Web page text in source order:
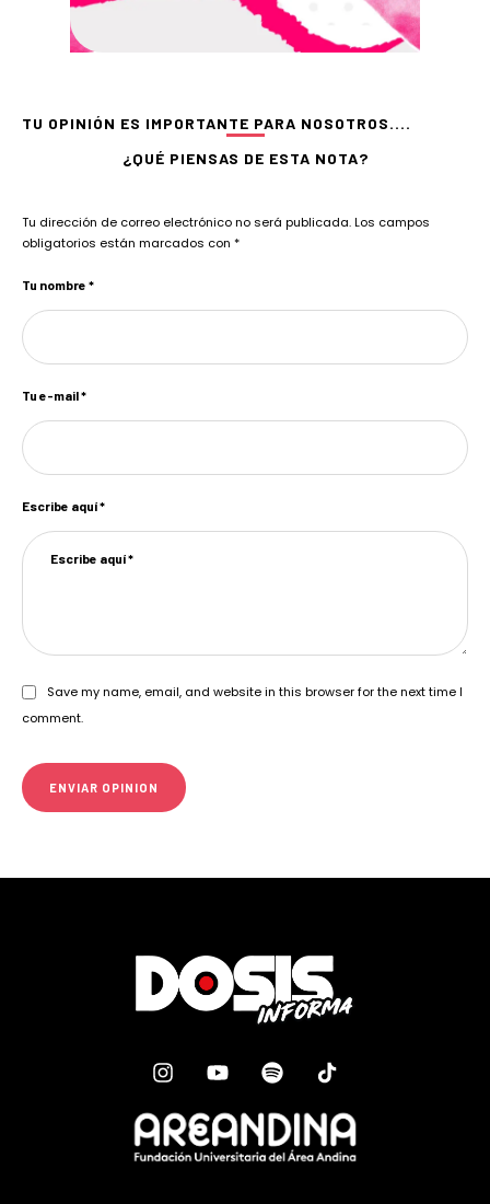
TU OPINIÓN ES IMPORTANTE PARA NOSOTROS....
¿QUÉ PIENSAS DE ESTA NOTA?
Tu dirección de correo electrónico no será publicada.Los campos
obligatorios están marcados con *
Escribe aquí *
Tu nombre *
Tu e-mail *
Save my name, email, and website in this browser for the next time I
comment.
ENVIAR OPINION